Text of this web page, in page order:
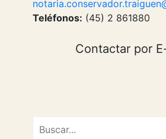
Teléfonos: (45) 2 861880
Contactar por